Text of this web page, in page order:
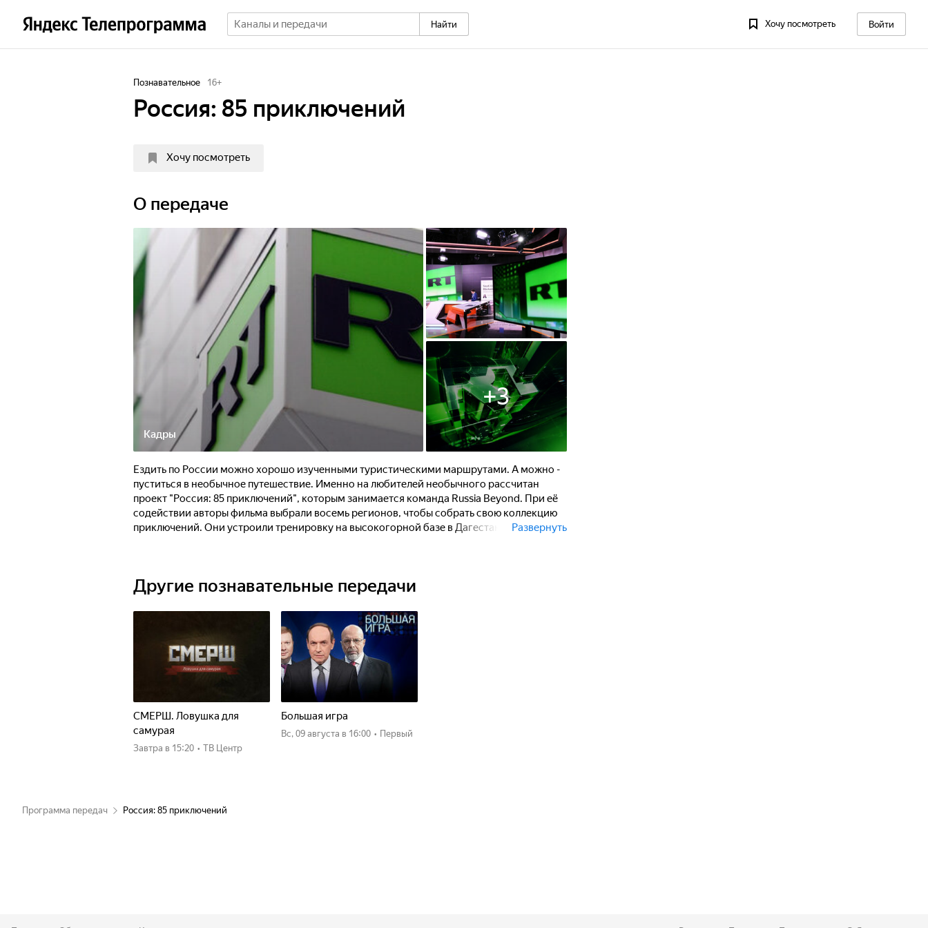
Найти Хочу посмотреть Войти
Познавательное 16+
Россия: 85 приключений
Хочу посмотреть
О передаче
Кадры
+3
Ездить по России можно хорошо изученными туристическими маршрутами. А можно -
пуститься в необычное путешествие. Именно на любителей необычного рассчитан
проект "Россия: 85 приключений", которым занимается команда Russia Beyond. При её
содействии авторы фильма выбрали восемь регионов, чтобы собрать свою коллекцию
приключений. Они устроили тренировку на высокогорной базе в Дагестане, съездили
Развернуть
Другие познавательные передачи
СМЕРШ. Ловушка для
самурая
Завтра в 15:20 • ТВ Центр
Большая игра
вс, 09 августа в 16:00 • Первый
Программа передач Россия: 85 приключений